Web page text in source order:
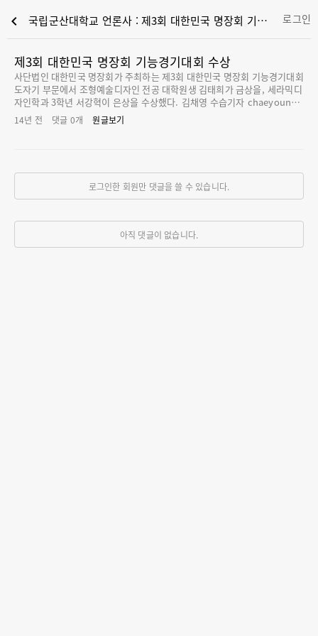
chevron_left 국립군산대학교 언론사 : 제3회 대한민국 명장회 기능경기대회 수상 로그인
제3회 대한민국 명장회 기능경기대회 수상
사단법인 대한민국 명장회가 주최하는 제3회 대한민국 명장회 기능경기대회
도자기 부문에서 조형예술디자인 전공 대학원생 김태희가 금상을, 세라믹디
자인학과 3학년 서강혁이 은상을 수상했다. 김채영 수습기자 chaeyoung@
kunsan.ac.kr [chaeyoung@kunsan.ac.kr]
14년 전 댓글 0개 원글보기
로그인한 회원만 댓글을 쓸 수 있습니다.
아직 댓글이 없습니다.